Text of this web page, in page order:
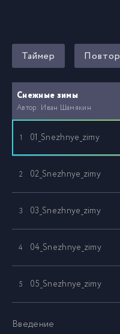
Таймер Повтор
Снежные зимы
Автор: Иван Шамякин
1 01_Snezhnye_zimy
2 02_Snezhnye_zimy
3 03_Snezhnye_zimy
4 04_Snezhnye_zimy
5 05_Snezhnye_zimy
6 06_Snezhnye_zimy
Введение